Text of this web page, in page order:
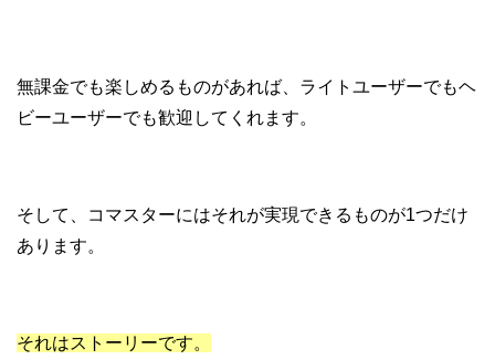
無課金でも楽しめるものがあれば、ライトユーザーでもヘ
ビーユーザーでも歓迎してくれます。
そして、コマスターにはそれが実現できるものが1つだけ
あります。
それはストーリーです。